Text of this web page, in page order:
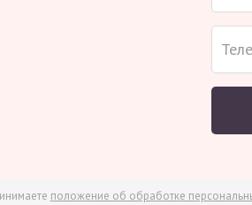
положение об обработке